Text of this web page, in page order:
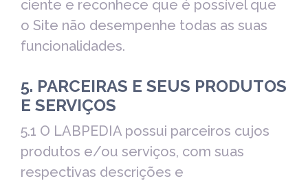
ciente e reconhece que é possível que
o Site não desempenhe todas as suas
funcionalidades.
5. PARCEIRAS E SEUS PRODUTOS
E SERVIÇOS
5.1 O LABPEDIA possui parceiros cujos
produtos e/ou serviços, com suas
respectivas descrições e